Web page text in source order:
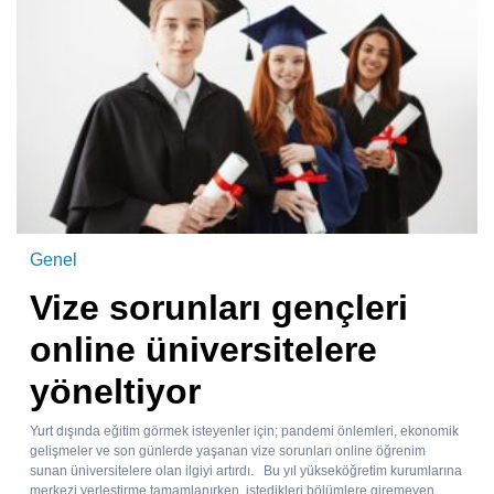
Genel
Vize sorunları gençleri
online üniversitelere
yöneltiyor
Yurt dışında eğitim görmek isteyenler için; pandemi önlemleri, ekonomik
gelişmeler ve son günlerde yaşanan vize sorunları online öğrenim
sunan üniversitelere olan ilgiyi artırdı. Bu yıl yükseköğretim kurumlarına
merkezi yerleştirme tamamlanırken, istedikleri bölümlere giremeyen...